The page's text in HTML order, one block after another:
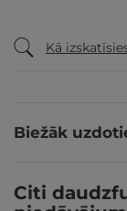
Kā
Biežāk
Citi